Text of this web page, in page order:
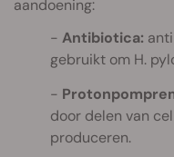
aandoening:
Antibiotica:
gebruikt om H.
door delen van
produceren.